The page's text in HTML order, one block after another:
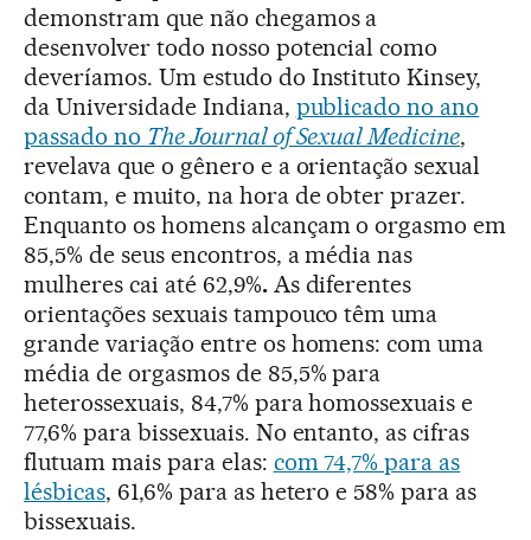
demonstram que não chegamos a
desenvolver todo nosso potencial como
deveríamos. Um estudo do Instituto Kinsey,
da Universidade Indiana, publicado no ano
passado no The Journal of Sexual Medicine,
revelava que o gênero e a orientação sexual
contam, e muito, na hora de obter prazer.
Enquanto os homens alcançam o orgasmo em
85,5% de seus encontros, a média nas
mulheres cai até 62,9%.As diferentes
orientações sexuais tampouco têm uma
grande variação entre os homens: com uma
média de orgasmos de 85,5% para
heterossexuais, 84,7% para homossexuais e
77,6% para bissexuais. No entanto, as cifras
flutuam mais para elas: com 74,7% para as
lésbicas, 61,6% para as hetero e 58% para as
bissexuais.